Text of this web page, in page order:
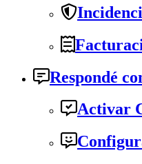
Respondé
Activar